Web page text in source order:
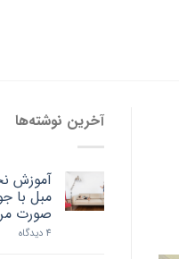
آخرین نوشته‌ها
آموزش
مبل با
صورت
4 دیدگاه